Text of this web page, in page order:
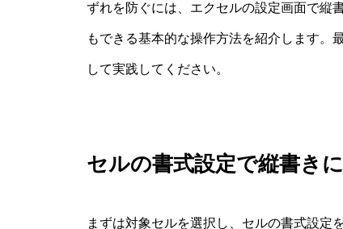
ずれを防ぐには、エクセルの設定画面で縦
もできる基本的な操作方法を紹介します。
して実践してください。
セルの書式設定で縦書き
まずは対象セルを選択し、セルの書式設定